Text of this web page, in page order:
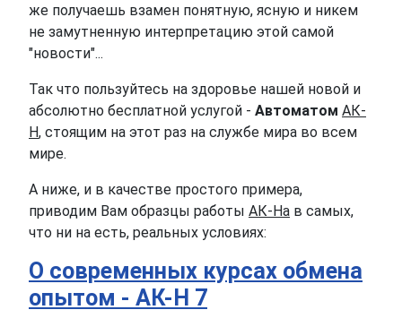
же получаешь взамен понятную, ясную и никем
не замутненную интерпретацию этой самой
"новости"...
Так что пользуйтесь на здоровье нашей новой и
абсолютно бесплатной услугой - Автоматом АК-
Н, стоящим на этот раз на службе мира во всем
мире.
А ниже, и в качестве простого примера,
приводим Вам образцы работы АК-На в самых,
что ни на есть, реальных условиях:
О современных курсах обмена
опытом - АК-Н 7